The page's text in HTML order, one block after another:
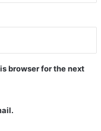
browser for the next